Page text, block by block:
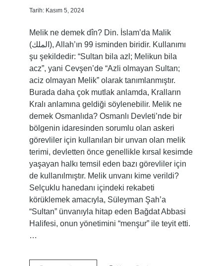
Tarih: Kasım 5, 2024
Melik ne demek dîn? Din. İslam’da Malik
(الملك), Allah’ın 99 isminden biridir. Kullanımı
şu şekildedir: “Sultan bila azl; Melikun bila
acz”, yani Cevşen’de “Azli olmayan Sultan;
aciz olmayan Melik” olarak tanımlanmıştır.
Burada daha çok mutlak anlamda, Kralların
Kralı anlamına geldiği söylenebilir. Melik ne
demek Osmanlıda? Osmanlı Devleti’nde bir
bölgenin idaresinden sorumlu olan askeri
görevliler için kullanılan bir unvan olan melik
terimi, devletten önce genellikle kırsal kesimde
yaşayan halkı temsil eden bazı görevliler için
de kullanılmıştır. Melik unvanı kime verildi?
Selçuklu hanedanı içindeki rekabeti
körüklemek amacıyla, Süleyman Şah’a
“Sultan” ünvanıyla hitap eden Bağdat Abbasi
Halifesi, onun yönetimini “menşur” ile teyit etti.
…